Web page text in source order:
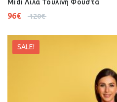
Midi Λιλά Τούλινη Φούστα
120€
96€
SALE!